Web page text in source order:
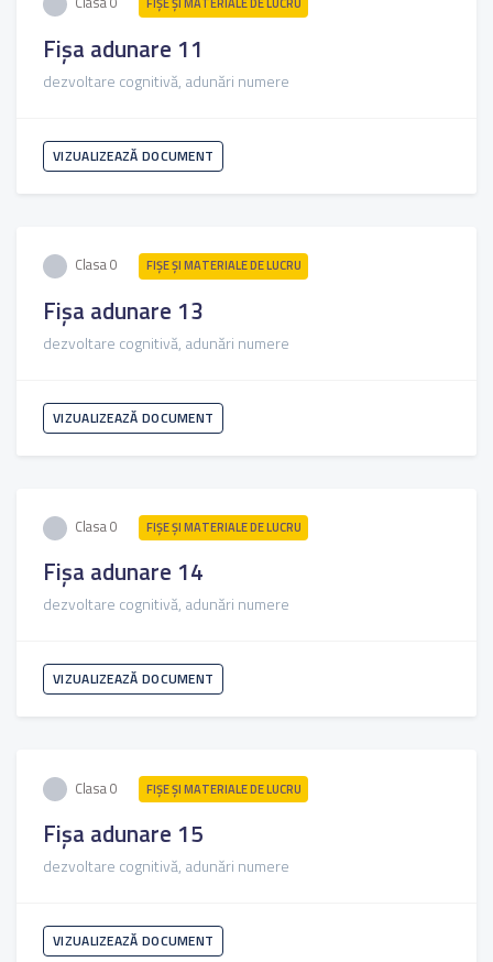
FIŞE ŞI MATERIALE DE LUCRU
Fișa adunare 11
dezvoltare cognitivă, adunări numere
VIZUALIZEAZĂ DOCUMENT
Clasa 0 FIŞE ŞI MATERIALE DE LUCRU
Fișa adunare 13
dezvoltare cognitivă, adunări numere
VIZUALIZEAZĂ DOCUMENT
Clasa 0 FIŞE ŞI MATERIALE DE LUCRU
Fișa adunare 14
dezvoltare cognitivă, adunări numere
VIZUALIZEAZĂ DOCUMENT
Clasa 0 FIŞE ŞI MATERIALE DE LUCRU
Fișa adunare 15
dezvoltare cognitivă, adunări numere
VIZUALIZEAZĂ DOCUMENT